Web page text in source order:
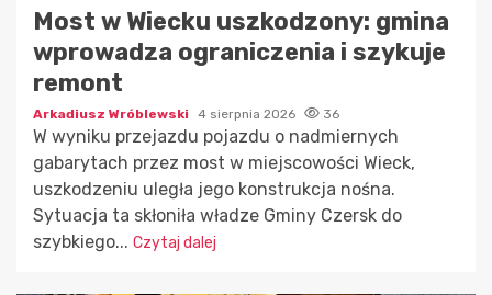
Most w Wiecku uszkodzony: gmina
wprowadza ograniczenia i szykuje
remont
Arkadiusz Wróblewski 4 sierpnia 2026 36
W wyniku przejazdu pojazdu o nadmiernych
gabarytach przez most w miejscowości Wieck,
uszkodzeniu uległa jego konstrukcja nośna.
Sytuacja ta skłoniła władze Gminy Czersk do
szybkiego... Czytaj dalej